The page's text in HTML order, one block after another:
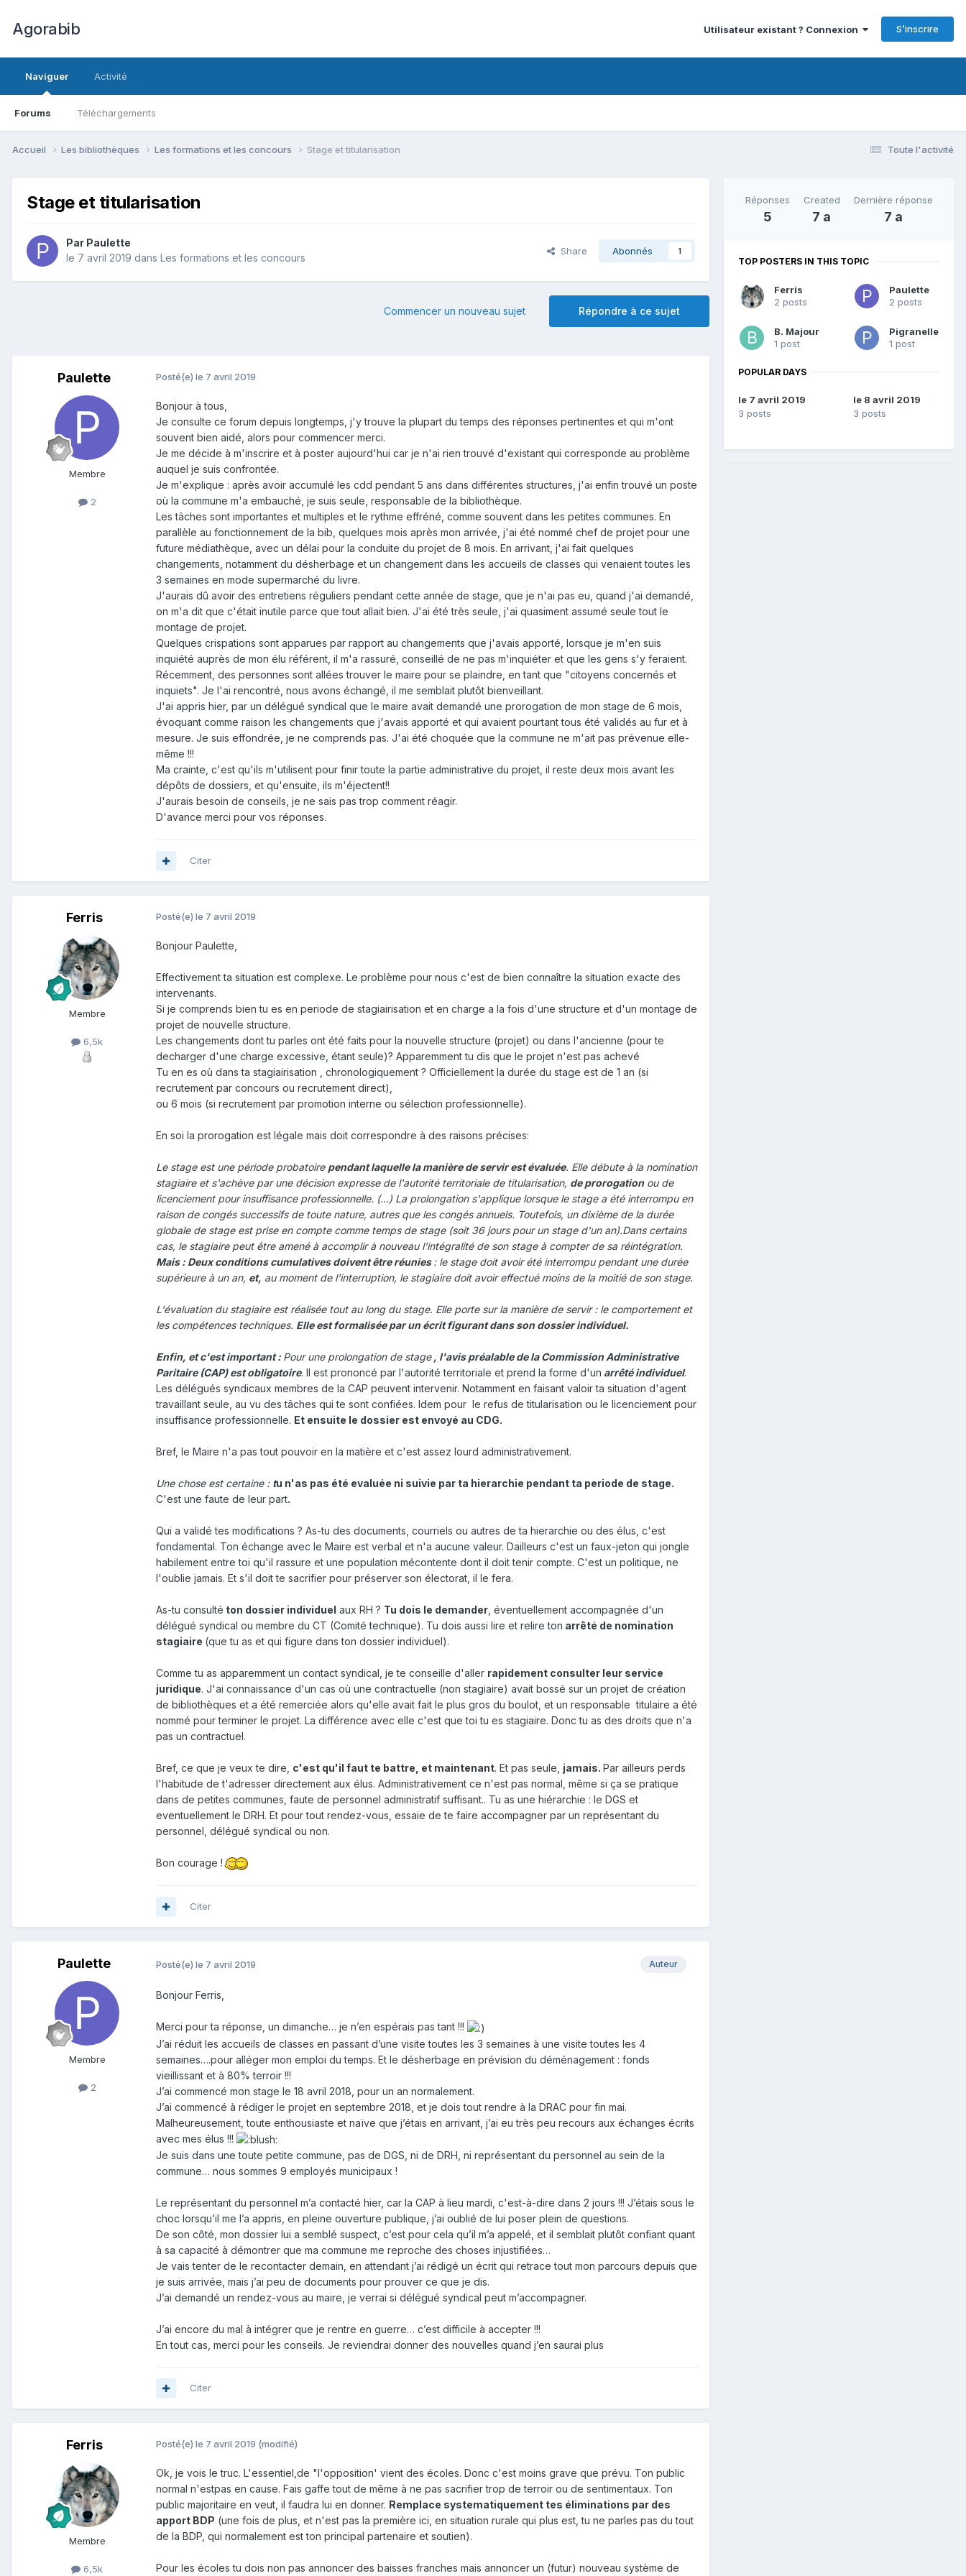
Agorabib Utilisateur existant ? Connexion S’inscrire
Naviguer
Forums Téléchargements
Activité
Toute l'activité
Accueil Les bibliothèques Les formations et les concours Stage et titularisation
Stage et titularisation
Par Paulette
le 7 avril 2019 dans Les formations et les concours
Share Abonnés 1
Répondre à ce sujet
Commencer un nouveau sujet
Paulette
Membre
2
Posté(e) le 7 avril 2019
Bonjour à tous,
Je consulte ce forum depuis longtemps, j'y trouve la plupart du temps des réponses pertinentes et qui m'ont
souvent bien aidé, alors pour commencer merci.
Je me décide à m'inscrire et à poster aujourd'hui car je n'ai rien trouvé d'existant qui corresponde au problème
auquel je suis confrontée.
Je m'explique : après avoir accumulé les cdd pendant 5 ans dans différentes structures, j'ai enfin trouvé un poste
où la commune m'a embauché, je suis seule, responsable de la bibliothèque.
Les tâches sont importantes et multiples et le rythme effréné, comme souvent dans les petites communes. En
parallèle au fonctionnement de la bib, quelques mois après mon arrivée, j'ai été nommé chef de projet pour une
future médiathèque, avec un délai pour la conduite du projet de 8 mois. En arrivant, j'ai fait quelques
changements, notamment du désherbage et un changement dans les accueils de classes qui venaient toutes les
3 semaines en mode supermarché du livre.
J'aurais dû avoir des entretiens réguliers pendant cette année de stage, que je n'ai pas eu, quand j'ai demandé,
on m'a dit que c'était inutile parce que tout allait bien. J'ai été très seule, j'ai quasiment assumé seule tout le
montage de projet.
Quelques crispations sont apparues par rapport au changements que j'avais apporté, lorsque je m'en suis
inquiété auprès de mon élu référent, il m'a rassuré, conseillé de ne pas m'inquiéter et que les gens s'y feraient.
Récemment, des personnes sont allées trouver le maire pour se plaindre, en tant que "citoyens concernés et
inquiets". Je l'ai rencontré, nous avons échangé, il me semblait plutôt bienveillant.
J'ai appris hier, par un délégué syndical que le maire avait demandé une prorogation de mon stage de 6 mois,
évoquant comme raison les changements que j'avais apporté et qui avaient pourtant tous été validés au fur et à
mesure. Je suis effondrée, je ne comprends pas. J'ai été choquée que la commune ne m'ait pas prévenue elle-
même !!!
Ma crainte, c'est qu'ils m'utilisent pour finir toute la partie administrative du projet, il reste deux mois avant les
dépôts de dossiers, et qu'ensuite, ils m'éjectent!!
J'aurais besoin de conseils, je ne sais pas trop comment réagir.
D'avance merci pour vos réponses.
Citer
Ferris
Membre
6,5k
Posté(e) le 7 avril 2019
Bonjour Paulette,
Effectivement ta situation est complexe. Le problème pour nous c'est de bien connaître la situation exacte des
intervenants.
Si je comprends bien tu es en periode de stagiairisation et en charge a la fois d'une structure et d'un montage de
projet de nouvelle structure.
Les changements dont tu parles ont été faits pour la nouvelle structure (projet) ou dans l'ancienne (pour te
decharger d'une charge excessive, étant seule)? Apparemment tu dis que le projet n'est pas achevé
Tu en es où dans ta stagiairisation , chronologiquement ? Officiellement la durée du stage est de 1 an (si
recrutement par concours ou recrutement direct),
ou 6 mois (si recrutement par promotion interne ou sélection professionnelle).
En soi la prorogation est légale mais doit correspondre à des raisons précises:
Le stage est une période probatoire pendant laquelle la manière de servir est évaluée. Elle débute à la nomination
stagiaire et s'achève par une décision expresse de l'autorité territoriale de titularisation, de prorogationou de
licenciement pour insuffisance professionnelle. (...) La prolongation s'applique lorsque le stage a été interrompu en
raison de congés successifs de toute nature, autres que les congés annuels. Toutefois, un dixième de la durée
globale de stage est prise en compte comme temps de stage (soit 36 jours pour un stage d'un an).Dans certains
cas, le stagiaire peut être amené à accomplir à nouveau l'intégralité de son stage à compter de sa réintégration.
Mais: Deux conditions cumulatives doivent être réunies: le stage doit avoir été interrompu pendant une durée
supérieure à un an, et, au moment de l'interruption, le stagiaire doit avoir effectué moins de la moitié de son stage.
L'évaluation du stagiaire est réalisée tout au long du stage. Elle porte sur la manière de servir : le comportement et
les compétences techniques. Elle est formalisée par un écrit figurant dans son dossier individuel.
Enfin, et c'est important : Pour une prolongation de stage, l'avis préalable de la Commission Administrative
Paritaire (CAP) est obligatoire. Il est prononcé par l'autorité territoriale et prend la forme d'un arrêté individuel.
Les délégués syndicaux membres de la CAP peuvent intervenir. Notamment en faisant valoir ta situation d'agent
travaillant seule, au vu des tâches qui te sont confiées. Idem pour le refus de titularisation ou le licenciement pour
insuffisance professionnelle. Et ensuite le dossier est envoyé au CDG.
Bref, le Maire n'a pas tout pouvoir en la matière et c'est assez lourd administrativement.
Une chose est certaine : tu n'as pas été evaluée ni suivie par ta hierarchie pendant ta periode de stage.
C'est une faute de leur part.
Qui a validé tes modifications ? As-tu des documents, courriels ou autres de ta hierarchie ou des élus, c'est
fondamental. Ton échange avec le Maire est verbal et n'a aucune valeur. Dailleurs c'est un faux-jeton qui jongle
habilement entre toi qu'il rassure et une population mécontente dont il doit tenir compte. C'est un politique, ne
l'oublie jamais. Et s'il doit te sacrifier pour préserver son électorat, il le fera.
As-tu consulté ton dossier individuel aux RH ? Tu dois le demander , éventuellement accompagnée d'un
délégué syndical ou membre du CT (Comité technique). Tu dois aussi lire et relire ton arrêté de nomination
stagiaire (que tu as et qui figure dans ton dossier individuel).
Comme tu as apparemment un contact syndical, je te conseille d'aller rapidement consulter leur service
juridique. J'ai connaissance d'un cas où une contractuelle (non stagiaire) avait bossé sur un projet de création
de bibliothèques et a été remerciée alors qu'elle avait fait le plus gros du boulot, et un responsable titulaire a été
nommé pour terminer le projet. La différence avec elle c'est que toi tu es stagiaire. Donc tu as des droits que n'a
pas un contractuel.
Bref, ce que je veux te dire, c'est qu'il faut te battre, et maintenant. Et pas seule, jamais. Par ailleurs perds
l'habitude de t'adresser directement aux élus. Administrativement ce n'est pas normal, même si ça se pratique
dans de petites communes, faute de personnel administratif suffisant.. Tu as une hiérarchie : le DGS et
eventuellement le DRH. Et pour tout rendez-vous, essaie de te faire accompagner par un représentant du
personnel, délégué syndical ou non.
Bon courage !
Citer
Paulette
Membre
2
Auteur
Posté(e) le 7 avril 2019
Bonjour Ferris,
Merci pour ta réponse, un dimanche… je n’en espérais pas tant !!!
J’ai réduit les accueils de classes en passant d’une visite toutes les 3 semaines à une visite toutes les 4
semaines….pour alléger mon emploi du temps. Et le désherbage en prévision du déménagement : fonds
vieillissant et à 80% terroir !!!
J’ai commencé mon stage le 18 avril 2018, pour un an normalement.
J’ai commencé à rédiger le projet en septembre 2018, et je dois tout rendre à la DRAC pour fin mai.
Malheureusement, toute enthousiaste et naïve que j’étais en arrivant, j’ai eu très peu recours aux échanges écrits
avec mes élus !!!
Je suis dans une toute petite commune, pas de DGS, ni de DRH, ni représentant du personnel au sein de la
commune… nous sommes 9 employés municipaux !
Le représentant du personnel m’a contacté hier, car la CAP à lieu mardi, c'est-à-dire dans 2 jours !!! J’étais sous le
choc lorsqu’il me l’a appris, en pleine ouverture publique, j’ai oublié de lui poser plein de questions.
De son côté, mon dossier lui a semblé suspect, c’est pour cela qu’il m’a appelé, et il semblait plutôt confiant quant
à sa capacité à démontrer que ma commune me reproche des choses injustifiées…
Je vais tenter de le recontacter demain, en attendant j’ai rédigé un écrit qui retrace tout mon parcours depuis que
je suis arrivée, mais j’ai peu de documents pour prouver ce que je dis.
J’ai demandé un rendez-vous au maire, je verrai si délégué syndical peut m’accompagner.
J’ai encore du mal à intégrer que je rentre en guerre… c’est difficile à accepter !!!
En tout cas, merci pour les conseils. Je reviendrai donner des nouvelles quand j’en saurai plus
Citer
Ferris
Membre
6,5k
Posté(e) le 7 avril 2019 (modifié)
Ok, je vois le truc. L'essentiel,de "l'opposition' vient des écoles. Donc c'est moins grave que prévu. Ton public
normal n'estpas en cause. Fais gaffe tout de même à ne pas sacrifier trop de terroir ou de sentimentaux. Ton
public majoritaire en veut, il faudra lui en donner. Remplace systematiquement tes éliminations par des
apport BDP (une fois de plus, et n'est pas la première ici, en situation rurale qui plus est, tu ne parles pas du tout
de la BDP, qui normalement est ton principal partenaire et soutien).
Pour les écoles tu dois non pas annoncer des baisses franches mais annoncer un (futur) nouveau système de
Réponses
5
Created
7 a
Dernière réponse
7 a
TOP POSTERS IN THIS TOPIC
Ferris
2 posts
Paulette
2 posts
B. Majour
1 post
Pigranelle
1 post
POPULAR DAYS
le 7 avril 2019
3 posts
le 8 avril 2019
3 posts